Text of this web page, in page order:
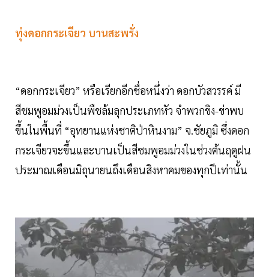
ทุ่งดอกกระเจียว บานสะพรั่ง
“ดอกกระเจียว” หรือเรียกอีกชื่อหนึ่งว่า ดอกบัวสวรรค์ มี
สีชมพูอมม่วงเป็นพืชล้มลุกประเภทหัว จำพวกขิง-ข่าพบ
ขึ้นในพื้นที่ “อุทยานแห่งชาติป่าหินงาม” จ.ชัยภูมิ ซึ่งดอก
กระเจียวจะขึ้นและบานเป็นสีชมพูอมม่วงในช่วงต้นฤดูฝน
ประมาณเดือนมิถุนายนถึงเดือนสิงหาคมของทุกปีเท่านั้น